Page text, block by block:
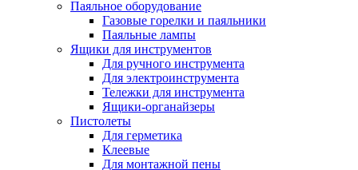
Паяльное оборудование
Газовые горелки и паяльники
Паяльные лампы
Ящики для инструментов
Для ручного инструмента
Для электроинструмента
Тележки для инструмента
Ящики-органайзеры
Пистолеты
Для герметика
Клеевые
Для монтажной пены